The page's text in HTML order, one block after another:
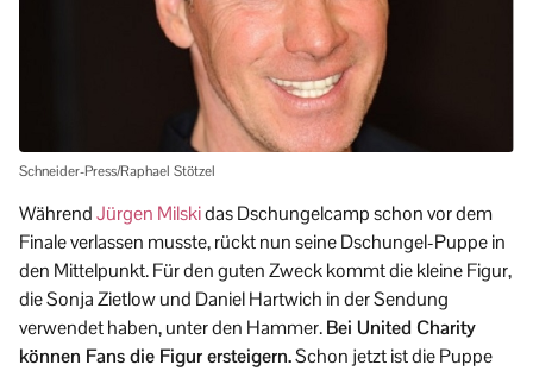
Schneider-Press/Raphael Stötzel
WährendJürgen Milskidas Dschungelcamp schon vor dem
Finale verlassen musste, rückt nun seine Dschungel-Puppe in
den Mittelpunkt. Für den guten Zweck kommt die kleine Figur,
die Sonja Zietlow und Daniel Hartwich in der Sendung
verwendet haben, unter den Hammer.Bei United Charity
können Fans die Figur ersteigern.Schon jetzt ist die Puppe